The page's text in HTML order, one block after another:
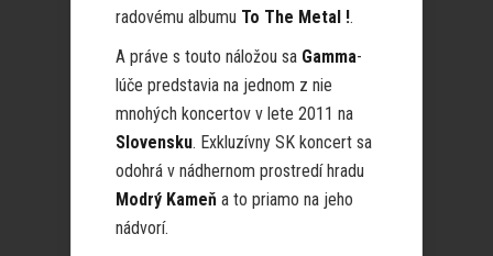
radovému albumu To The Metal !.
A práve s touto náložou sa Gamma-
lúče predstavia na jednom z nie
mnohých koncertov v lete 2011 na
Slovensku. Exkluzívny SK koncert sa
odohrá v nádhernom prostredí hradu
Modrý Kameň a to priamo na jeho
nádvorí.